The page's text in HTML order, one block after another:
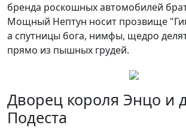
бренда роскошных автомобилей
Мощный Нептун носит прозвище
а спутницы бога, нимфы, щедро
прямо из пышных грудей.
Дворец короля Энцо и
Подеста